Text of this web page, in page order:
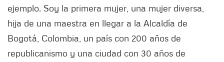
ejemplo. Soy la primera mujer, una mujer diversa,
hija de una maestra en llegar a la Alcaldía de
Bogotá, Colombia, un país con 200 años de
republicanismo y una ciudad con 30 años de